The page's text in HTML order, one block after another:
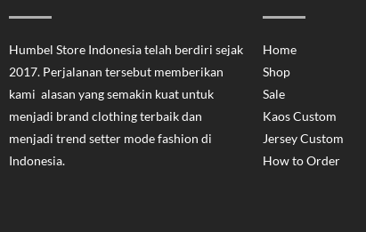
Humbel Store Indonesia telah berdiri sejak
2017. Perjalanan tersebut memberikan
kami alasan yang semakin kuat untuk
menjadi brand clothing terbaik dan
menjadi trend setter mode fashion di
Indonesia.
Home
Shop
Sale
Kaos Custom
Jersey Custom
How to Order